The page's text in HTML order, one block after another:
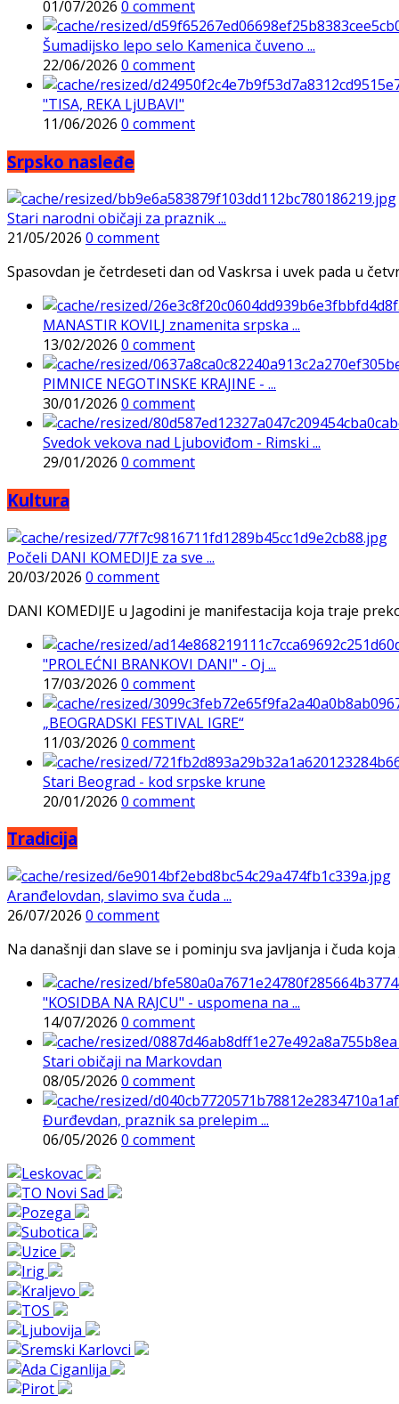
01/07/2026 0 comment
Šumadijsko lepo selo Kamenica čuveno ...
22/06/2026 0 comment
"TISA, REKA LjUBAVI"
11/06/2026 0 comment
Srpsko nasleđe
Stari narodni običaji za praznik ...
21/05/2026 0 comment
Spasovdan je četrdeseti dan od Vaskrsa i uvek pada u
MANASTIR KOVILJ znamenita srpska ...
13/02/2026 0 comment
PIMNICE NEGOTINSKE KRAJINE - ...
30/01/2026 0 comment
Svedok vekova nad Ljuboviđom - Rimski ...
29/01/2026 0 comment
Kultura
Počeli DANI KOMEDIJE za sve ...
20/03/2026 0 comment
DANI KOMEDIJE u Jagodini je manifestacija koja traje
"PROLEĆNI BRANKOVI DANI" - Oj ...
17/03/2026 0 comment
„BEOGRADSKI FESTIVAL IGRE“
11/03/2026 0 comment
Stari Beograd - kod srpske krune
20/01/2026 0 comment
Tradicija
Aranđelovdan, slavimo sva čuda ...
26/07/2026 0 comment
Na današnji dan slave se i pominju sva javljanja i čuda
"KOSIDBA NA RAJCU" - uspomena na ...
14/07/2026 0 comment
Stari običaji na Markovdan
08/05/2026 0 comment
Đurđevdan, praznik sa prelepim ...
06/05/2026 0 comment